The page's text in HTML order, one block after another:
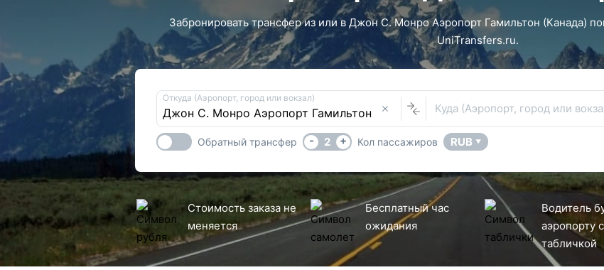
Забронировать трансфер из или в Джон С. Монро Аэропорт Гамильтон (Канада)
UniTransfers.ru.
Откуда (Аэропорт, город или вокзал)
Куда (Аэропорт, город или
Обратный трансфер - 2 + Кол пассажиров RUB ▼
Стоимость заказа не
меняется
Бесплатный час
ожидания
Водитель
аэропорту с
табличкой